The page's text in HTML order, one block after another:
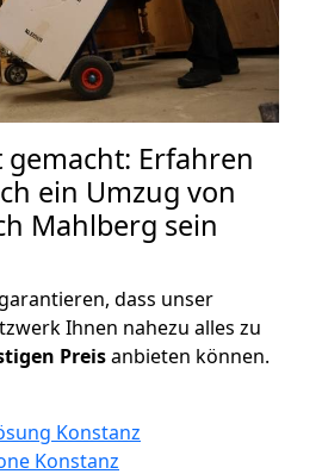
Erfahren
ein Umzug von
Mahlberg sein
dass unser
Ihnen nahezu alles zu
Preisanbieten können.
Konstanz
Konstanz